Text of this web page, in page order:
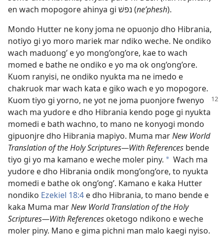
en wach mopogore ahinya gi נפשׁ (ne’phesh).
Mondo Hutter ne kony joma ne opuonjo dho Hibrania,
notiyo gi yo moro mariek mar ndiko weche. Ne ondiko
wach maduong’ e yo mong’ong’ore, kae to wach
momed e bathe ne ondiko e yo ma ok ong’ong’ore.
Kuom ranyisi, ne ondiko nyukta ma ne imedo e
chakruok mar wach kata e giko wach e yo mopogore.
Kuom tiyo gi yorno, ne yot ne joma puonjore fwenyo
wach ma yudore e dho Hibrania kendo poge gi nyukta
momedi e bath wachno, to mano ne konyogi mondo
gipuonjre dho Hibrania mapiyo. Muma marNew World
Translation of the Holy Scriptures​—With References bende
tiyo gi yo ma kamano e weche moler piny. * Wach ma
yudore e dho Hibrania ondik mong’ong’ore, to nyukta
momedi e bathe ok ong’ong’. Kamano e kaka Hutter
nondiko Ezekiel 18:4 e dho Hibrania, to mano bende e
kaka Muma marNew World Translation of the Holy
Scriptures​—With References oketogo ndikono e weche
moler piny. Mano e gima pichni man malo kaegi nyiso.